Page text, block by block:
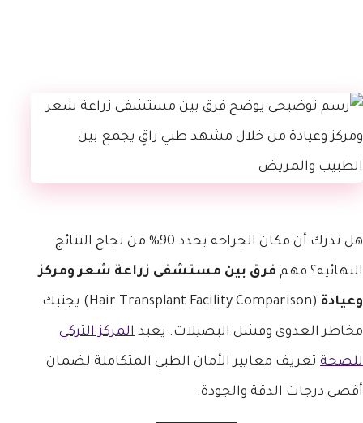
هل تدرك أن مكان الجراحة يحدد 90% من نجاح النتائج
النهائية؟ فهم فرق بين مستشفى زراعة شعر ومركز
وعيادة (Hair Transplant Facility Comparison) يجنبك
مخاطر العدوى وفشل البصيلات. يعيد المركز التركي
للصحة تعريف معايير الأمان الطبي المتكاملة لضمان
أقصى درجات الدقة والجودة.